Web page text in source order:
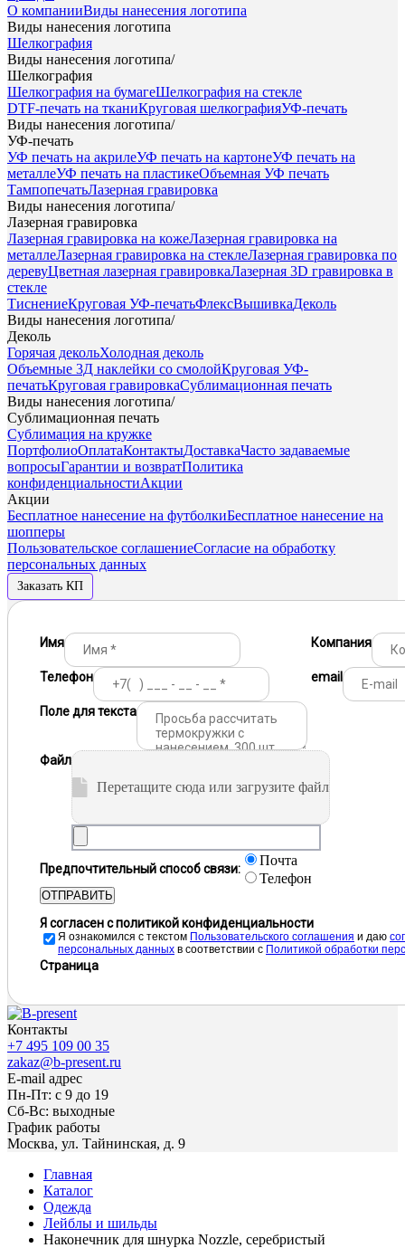
О компанииВиды нанесения логотипа
Виды нанесения логотипа
Шелкография
Виды нанесения логотипа/
Шелкография
Шелкография на бумагеШелкография на стекле
DTF-печать на тканиКруговая шелкографияУФ-печать
Виды нанесения логотипа/
УФ-печать
УФ печать на акрилеУФ печать на картонеУФ печать на
металлеУФ печать на пластикеОбъемная УФ печать
ТампопечатьЛазерная гравировка
Виды нанесения логотипа/
Лазерная гравировка
Лазерная гравировка на кожеЛазерная гравировка на
металлеЛазерная гравировка на стеклеЛазерная гравировка по
деревуЦветная лазерная гравировкаЛазерная 3D гравировка в
стекле
ТиснениеКруговая УФ-печатьФлексВышивкаДеколь
Виды нанесения логотипа/
Деколь
Горячая декольХолодная деколь
Объемные 3Д наклейки со смолойКруговая УФ-
печатьКруговая гравировкаСублимационная печать
Виды нанесения логотипа/
Сублимационная печать
Сублимация на кружке
ПортфолиоОплатаКонтактыДоставкаЧасто задаваемые
вопросыГарантии и возвратПолитика
конфиденциальностиАкции
Акции
Бесплатное нанесение на футболкиБесплатное нанесение на
шопперы
Пользовательское соглашениеСогласие на обработку
персональных данных
Заказать КП
Имя Компания
Телефон email
Поле для текста
Файл
Перетащите сюда или загрузите файл
Предпочтительный способ связи:
Почта
Телефон
ОТПРАВИТЬ
Я согласен с политикой конфиденциальности
Я ознакомился с текстом Пользовательского соглашения и даю
персональных данных в соответствии с Политикой обработки
Страница
Контакты
+7 495 109 00 35
zakaz@b-present.ru
E-mail адрес
Пн-Пт: с 9 до 19
Сб-Вс: выходные
График работы
Москва, ул. Тайнинская, д. 9
Главная
Каталог
Одежда
Лейблы и шильды
Наконечник для шнурка Nozzle, серебристый